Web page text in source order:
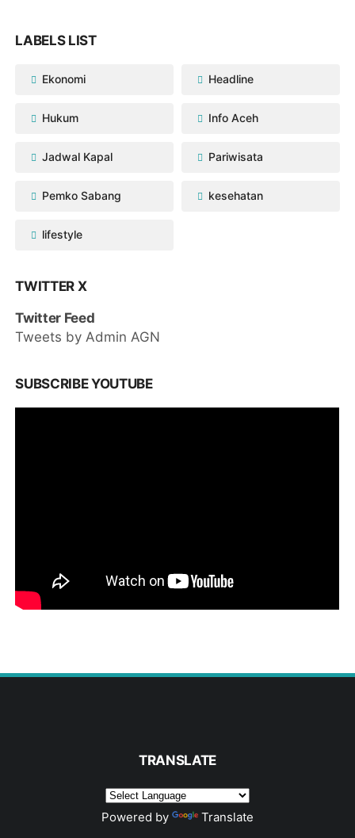
LABELS LIST
Ekonomi Headline
Hukum Info Aceh
Jadwal Kapal Pariwisata
Pemko Sabang kesehatan
lifestyle
TWITTER X
Twitter Feed
Tweets by Admin AGN
SUBSCRIBE YOUTUBE
TRANSLATE
Powered by Translate